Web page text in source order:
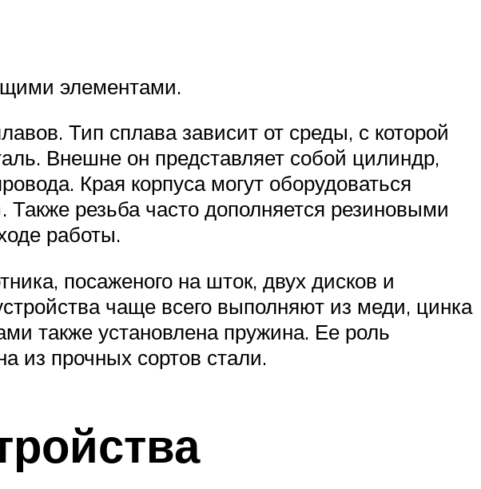
элементами.
Тип сплава зависит от среды, с которой
Внешне он представляет собой цилиндр,
Края корпуса могут оборудоваться
резьба часто дополняется резиновыми
работы.
посаженого на шток, двух дисков и
чаще всего выполняют из меди, цинка
также установлена пружина. Ее роль
из прочных сортов стали.